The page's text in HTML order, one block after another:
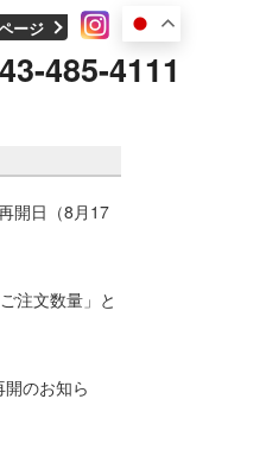
ージ
485-4111
開日（8月17
注文数量」と
のお知ら